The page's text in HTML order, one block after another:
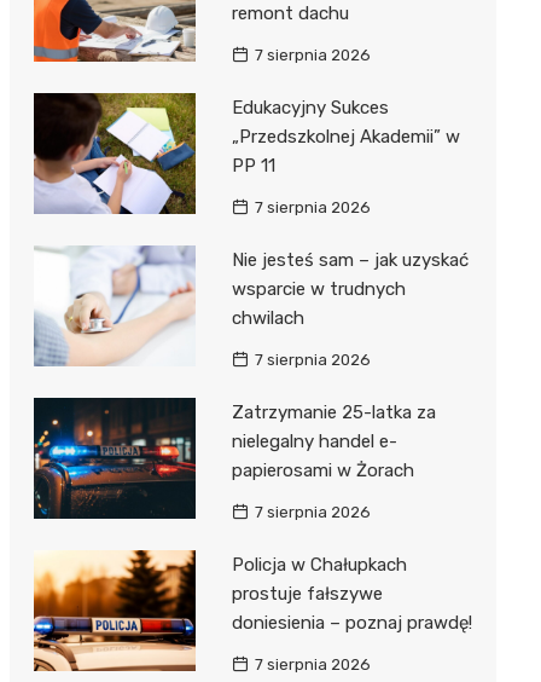
remont dachu
7 sierpnia 2026
Edukacyjny Sukces
„Przedszkolnej Akademii” w
PP 11
7 sierpnia 2026
Nie jesteś sam – jak uzyskać
wsparcie w trudnych
chwilach
7 sierpnia 2026
Zatrzymanie 25-latka za
nielegalny handel e-
papierosami w Żorach
7 sierpnia 2026
Policja w Chałupkach
prostuje fałszywe
doniesienia – poznaj prawdę!
7 sierpnia 2026